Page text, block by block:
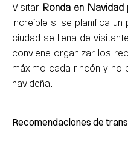
Visitar Ronda en Navidad
increíble si se planifica
ciudad se llena de
conviene organizar los
máximo cada rincón y no
navideña.
Recomendaciones de